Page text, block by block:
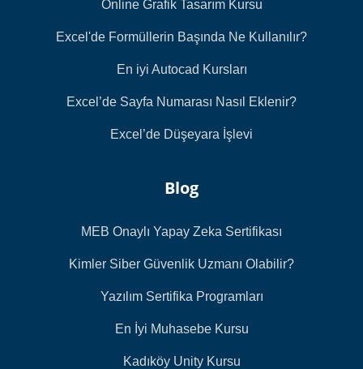
Online Grafik Tasarım Kursu
Excel'de Formüllerin Başında Ne Kullanılır?
En iyi Autocad Kursları
Excel’de Sayfa Numarası Nasıl Eklenir?
Excel’de Düşeyara İşlevi
Blog
MEB Onaylı Yapay Zeka Sertifikası
Kimler Siber Güvenlik Uzmanı Olabilir?
Yazılım Sertifika Programları
En İyi Muhasebe Kursu
Kadıköy Unity Kursu